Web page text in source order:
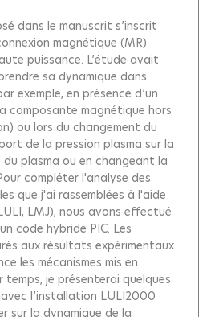
dans le manuscrit s’inscrit
magnétique (MR)
puissance. L’étude avait
sa dynamique dans
exemple, en présence d’un
composante magnétique hors
ou lors du changement du
de la pression plasma sur la
plasma ou en changeant la
compléter l'analyse des
que j'ai rassemblées à l'aide
LMJ), nous avons effectué
code hybride PIC. Les
aux résultats expérimentaux
les mécanismes mis en
temps, je présenterai quelques
l’installation LULI2000
sur la dynamique de la